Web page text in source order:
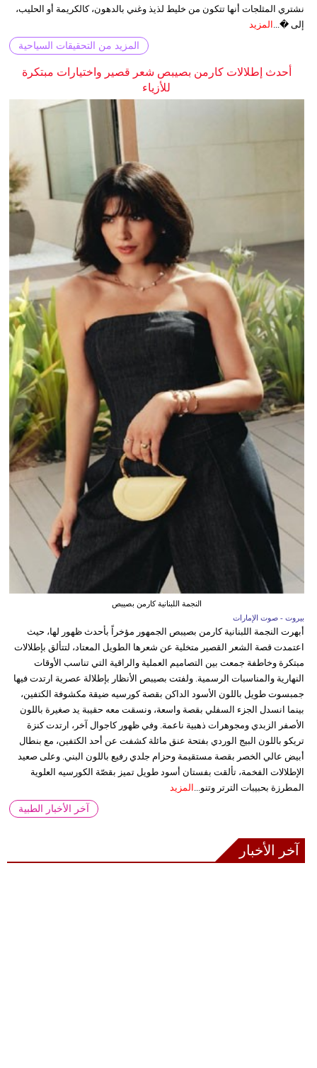
نشتري المثلجات أنها تتكون من خليط لذيذ وغني بالدهون، كالكريمة أو الحليب،
إلى �... المزيد
المزيد من التحقيقات السياحية
أحدث إطلالات كارمن بصيبص شعر قصير واختيارات مبتكرة
للأزياء
النجمة اللبنانية كارمن بصيبص
بيروت - صوت الإمارات
أبهرت النجمة اللبنانية كارمن بصيبص الجمهور مؤخراً بأحدث ظهور لها، حيث
اعتمدت قصة الشعر القصير متخلية عن شعرها الطويل المعتاد، لتتألق بإطلالات
مبتكرة وخاطفة جمعت بين التصاميم العملية والراقية التي تناسب الأوقات
النهارية والمناسبات الرسمية. ولفتت بصيبص الأنظار بإطلالة عصرية ارتدت فيها
جمبسوت طويل باللون الأسود الداكن بقصة كورسيه ضيقة مكشوفة الكتفين،
بينما انسدل الجزء السفلي بقصة واسعة، ونسقت معه حقيبة يد صغيرة باللون
الأصفر الزبدي ومجوهرات ذهبية ناعمة. وفي ظهور كاجوال آخر، ارتدت كنزة
تريكو باللون البيج الوردي بفتحة عنق مائلة كشفت عن أحد الكتفين، مع بنطال
أبيض عالي الخصر بقصة مستقيمة وحزام جلدي رفيع باللون البني. وعلى صعيد
الإطلالات الفخمة، تألقت بفستان أسود طويل تميز بقصّة الكورسيه العلوية
المطرزة بحبيبات الترتر وتنو... المزيد
آخر الأخبار الطبية
آخر الأخبار